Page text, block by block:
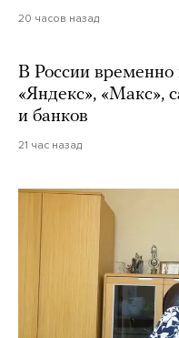
20 часов назад
В России временно
«Яндекс», «Макс»,
и банков
21 час назад